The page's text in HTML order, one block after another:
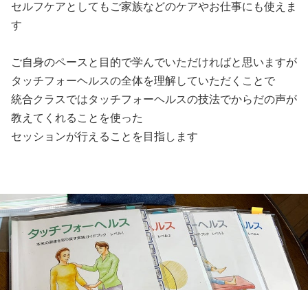
セルフケアとしてもご家族などのケアやお仕事にも使えま
す
ご自身のペースと目的で学んでいただければと思いますが
タッチフォーヘルスの全体を理解していただくことで
統合クラスではタッチフォーヘルスの技法でからだの声が
教えてくれることを使った
セッションが行えることを目指します